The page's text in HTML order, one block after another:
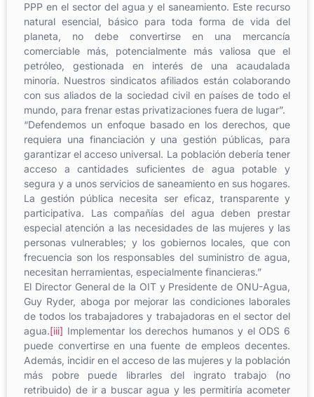
PPP en el sector del agua y el saneamiento. Este recurso
natural esencial, básico para toda forma de vida del
planeta, no debe convertirse en una mercancía
comerciable más, potencialmente más valiosa que el
petróleo, gestionada en interés de una acaudalada
minoría. Nuestros sindicatos afiliados están colaborando
con sus aliados de la sociedad civil en países de todo el
mundo, para frenar estas privatizaciones fuera de lugar”.
“Defendemos un enfoque basado en los derechos, que
requiera una financiación y una gestión públicas, para
garantizar el acceso universal. La población debería tener
acceso a cantidades suficientes de agua potable y
segura y a unos servicios de saneamiento en sus hogares.
La gestión pública necesita ser eficaz, transparente y
participativa. Las compañías del agua deben prestar
especial atención a las necesidades de las mujeres y las
personas vulnerables; y los gobiernos locales, que con
frecuencia son los responsables del suministro de agua,
necesitan herramientas, especialmente financieras.”
El Director General de la OIT y Presidente de ONU-Agua,
Guy Ryder, aboga por mejorar las condiciones laborales
de todos los trabajadores y trabajadoras en el sector del
agua.[iii] Implementar los derechos humanos y el ODS 6
puede convertirse en una fuente de empleos decentes.
Además, incidir en el acceso de las mujeres y la población
más pobre puede librarles del ingrato trabajo (no
retribuido) de ir a buscar agua y les permitiría acometer